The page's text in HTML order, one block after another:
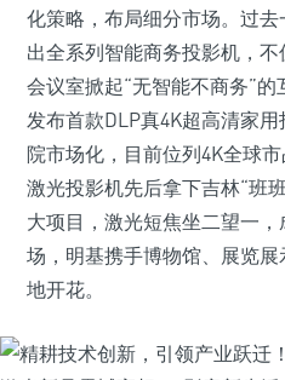
化策略，布局细分市场。过
出全系列智能商务投影机，
会议室掀起“无智能不商务”
发布首款DLP真4K超高清家
院市场化，目前位列4K全球
激光投影机先后拿下吉林“班
大项目，激光短焦坐二望一
场，明基携手博物馆、展览
地开花。